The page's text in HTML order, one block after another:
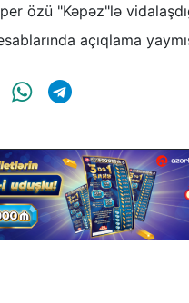
özü "Kəpəz"lə
açıqlama